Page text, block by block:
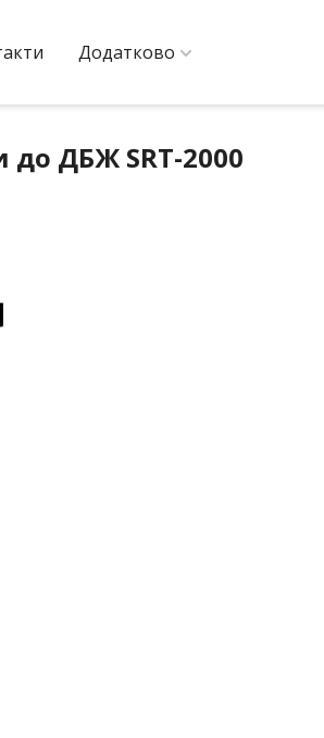
Додатково
до ДБЖ SRT-2000